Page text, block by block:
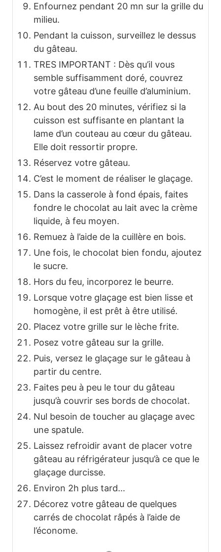
Enfournez pendant 20 mn sur la grille du
milieu.
Pendant la cuisson, surveillez le dessus
du gâteau.
TRES IMPORTANT : Dès qu’il vous
semble suffisamment doré, couvrez
votre gâteau d’une feuille d’aluminium.
Au bout des 20 minutes, vérifiez si la
cuisson est suffisante en plantant la
lame d’un couteau au cœur du gâteau.
Elle doit ressortir propre.
Réservez votre gâteau.
C’est le moment de réaliser le glaçage.
Dans la casserole à fond épais, faites
fondre le chocolat au lait avec la crème
liquide, à feu moyen.
Remuez à l’aide de la cuillère en bois.
Une fois, le chocolat bien fondu, ajoutez
le sucre.
Hors du feu, incorporez le beurre.
Lorsque votre glaçage est bien lisse et
homogène, il est prêt à être utilisé.
Placez votre grille sur le lèche frite.
Posez votre gâteau sur la grille.
Puis, versez le glaçage sur le gâteau à
partir du centre.
Faites peu à peu le tour du gâteau
jusqu’à couvrir ses bords de chocolat.
Nul besoin de toucher au glaçage avec
une spatule.
Laissez refroidir avant de placer votre
gâteau au réfrigérateur jusqu’à ce que le
glaçage durcisse.
Environ 2h plus tard…
Décorez votre gâteau de quelques
carrés de chocolat râpés à l’aide de
l’économe.